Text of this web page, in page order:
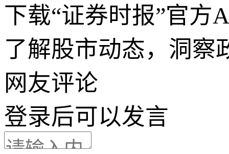
下载“证券时报”官方
了解股市动态，洞察
网友评论
登录后可以发言